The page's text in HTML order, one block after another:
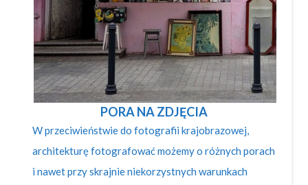
PORA NA ZDJĘCIA
W przeciwieństwie do fotografii krajobrazowej,
architekturę fotografować możemy o różnych porach
i nawet przy skrajnie niekorzystnych warunkach